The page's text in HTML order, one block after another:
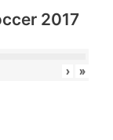
2017
› »